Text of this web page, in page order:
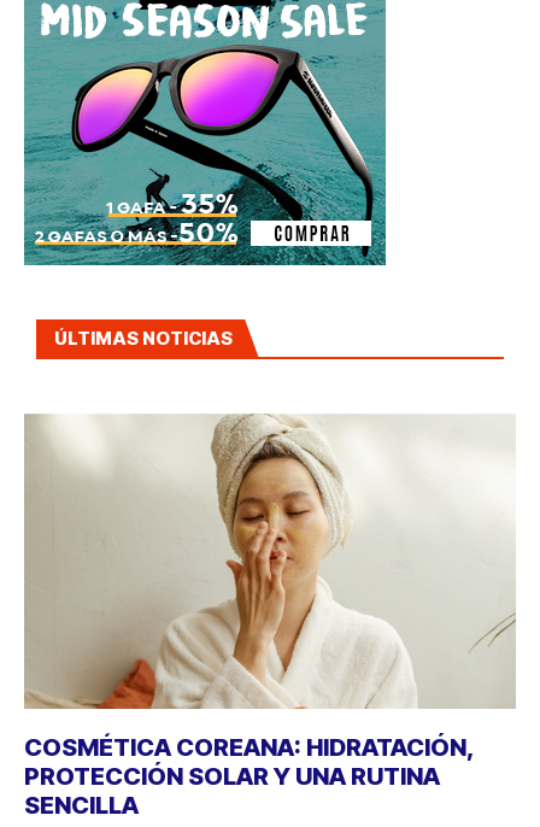
ÚLTIMAS NOTICIAS
COSMÉTICA COREANA: HIDRATACIÓN,
PROTECCIÓN SOLAR Y UNA RUTINA
SENCILLA